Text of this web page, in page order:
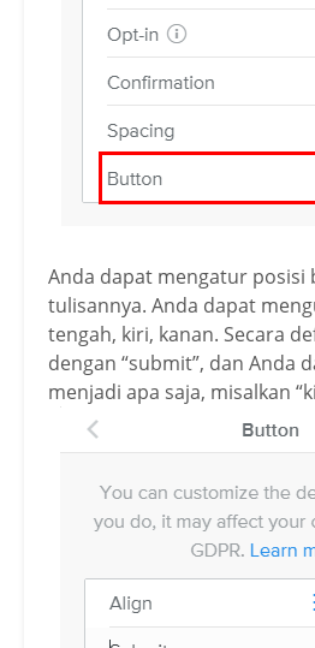
Anda dapat mengatur posisi
tulisannya. Anda dapat
tengah, kiri, kanan. Secara
dengan “submit”, dan Anda
menjadi apa saja, misalkan